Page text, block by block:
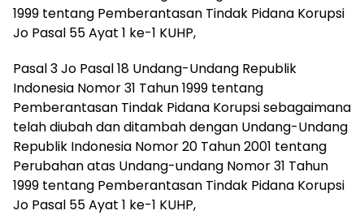
1999 tentang Pemberantasan Tindak Pidana Korupsi
Jo Pasal 55 Ayat 1 ke-1 KUHP,
Pasal 3 Jo Pasal 18 Undang-Undang Republik
Indonesia Nomor 31 Tahun 1999 tentang
Pemberantasan Tindak Pidana Korupsi sebagaimana
telah diubah dan ditambah dengan Undang-Undang
Republik Indonesia Nomor 20 Tahun 2001 tentang
Perubahan atas Undang-undang Nomor 31 Tahun
1999 tentang Pemberantasan Tindak Pidana Korupsi
Jo Pasal 55 Ayat 1 ke-1 KUHP,